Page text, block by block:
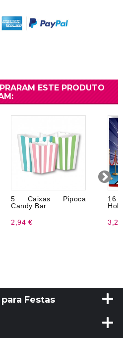
ESTE PRODUTO
5 Caixas Pipoca
Candy Bar
2,94 €
16
Festas